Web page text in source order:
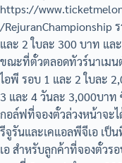
https://
/RejuranChampionship
และ 2 ใบละ 300 บาท แล
ขณะที่ตั๋วตลอดทัวร์นาเมน
ไอพี รอบ 1 และ 2 ใบละ
3 และ 4 วันละ 3,000บา
กอล์ฟที่จองตั๋วล่วงหน้าจะ
รีจูรันและเคแอลพีจีเอ เป็
เอ สำหรับลูกค้าที่จองตั๋วร